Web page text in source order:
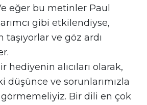
eğer bu metinler Paul
gibi etkilendiyse,
ve göz ardı
hediyenin alıcıları olarak,
düşünce ve sorunlarımızla
görmemeliyiz. Bir dili en çok